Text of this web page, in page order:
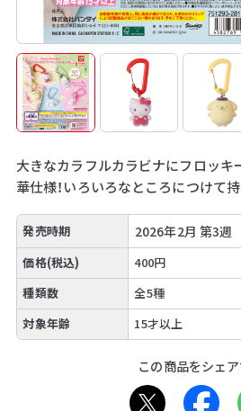
大きなカラフルカラビナにフロッキ
華仕様！いろいろなところにつけて
発売時期 2026年2月 第3週
価格(税込)
400円
種類数
全5種
対象年齢
15才以上
この商品をシェ